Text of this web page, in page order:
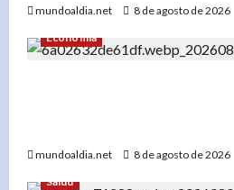
mundoaldia.net 8 de agosto de 2026
Economía
mundoaldia.net 8 de agosto de 2026
Salud